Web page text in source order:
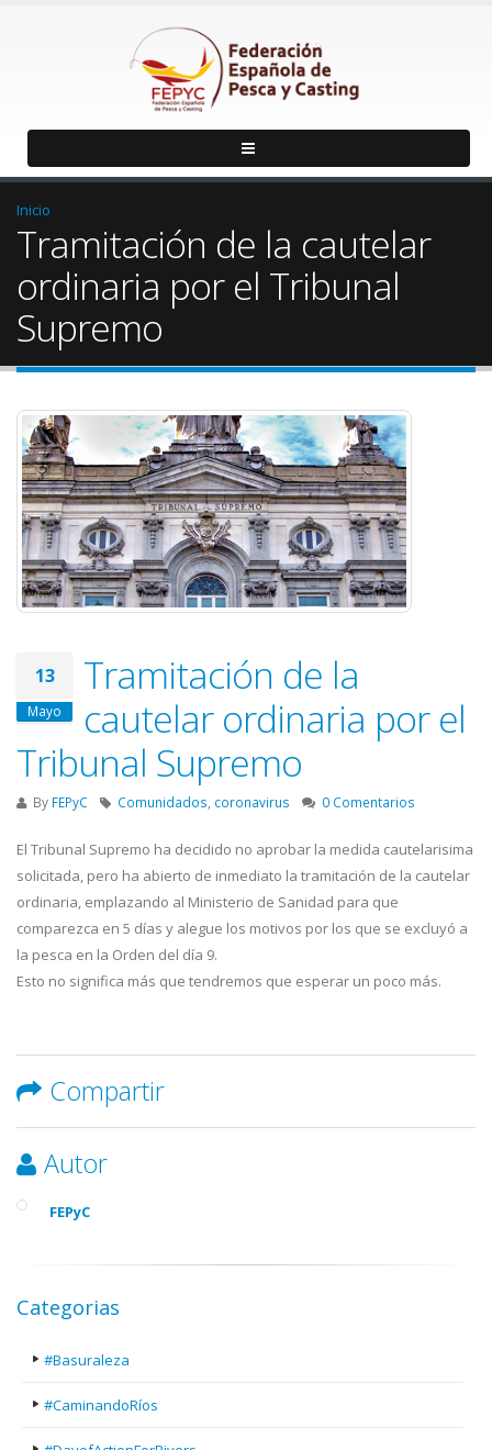
Inicio
Tramitación de la cautelar
ordinaria por el Tribunal
Supremo
13
Mayo
Tramitación de la
cautelar ordinaria por el
Tribunal Supremo
By FEPyC Comunidados coronavirus 0 Comentarios
El Tribunal Supremo ha decidido no aprobar la medida cautelarisima
solicitada, pero ha abierto de inmediato la tramitación de la cautelar
ordinaria, emplazando al Ministerio de Sanidad para que
comparezca en 5 días y alegue los motivos por los que se excluyó a
la pesca en la Orden del día 9.
Esto no significa más que tendremos que esperar un poco más.
Compartir
Autor
FEPyC
Categorias
#Basuraleza
#CaminandoRíos